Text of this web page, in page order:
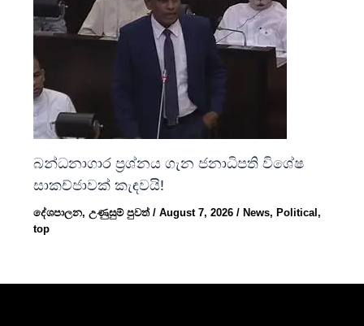
බන්ධනාගාර ප්‍රශ්නය ගැන ජනාධිපති විශේෂ
සාකච්ජාවක් කැඳවයි!
දේශපාලන,උණුසුම් පුවත්/August 7, 2026/ News, Political,
top